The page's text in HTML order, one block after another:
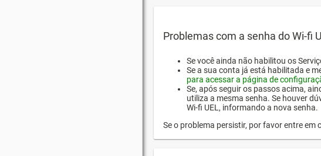
Problemas com a senha do Wi-fi
Se você ainda não habilitou os
Se a sua conta já está habilitada e
para acessar a página de
Se, após seguir os passos acima,
utiliza a mesma senha. Se houver
Wi-fi UEL, informando a nova senha.
Se o problema persistir, por favor entre